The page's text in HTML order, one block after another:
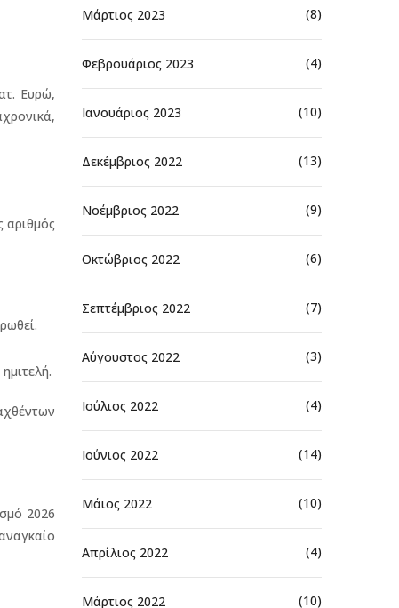
Ευρώ,
αριθμός
2026
Μάρτιος 2023 (8)
Φεβρουάριος 2023 (4)
Ιανουάριος 2023 (10)
Δεκέμβριος 2022 (13)
Νοέμβριος 2022 (9)
Οκτώβριος 2022 (6)
Σεπτέμβριος 2022 (7)
Αύγουστος 2022 (3)
Ιούλιος 2022 (4)
Ιούνιος 2022 (14)
Μάιος 2022 (10)
Απρίλιος 2022 (4)
Μάρτιος 2022 (10)